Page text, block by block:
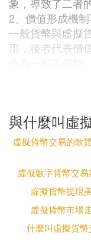
2、價值形成機
一般貨幣與虛擬
用，後者代表價
為價值，但實際
一般等「價」之
是表現符號；也
另一種說法中，
都是對不確定性
樣說的時候，貨
義的貨幣，只能
既可以作為一般
值集的符號。
3、貨幣決定機制
與什麼叫虛
虛擬貨幣交易的軟
虛擬數字貨幣交易
虛擬貨幣提現
虛擬貨幣市場
什麼叫虛擬貨幣